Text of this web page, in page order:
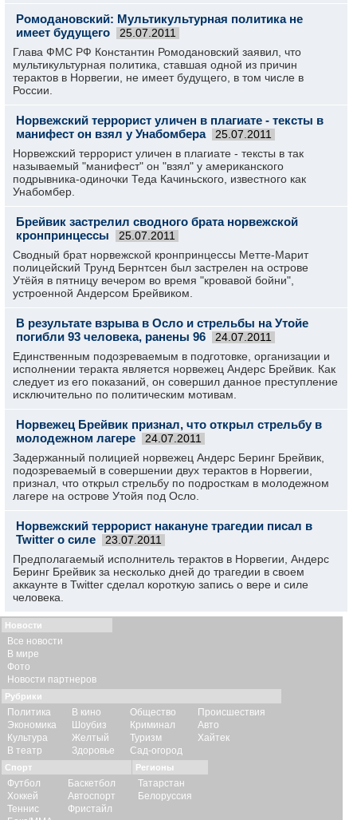
Ромодановский: Мультикультурная политика не
имеет будущего
25.07.2011
Глава ФМС РФ Константин Ромодановский заявил, что
мультикультурная политика, ставшая одной из причин
терактов в Норвегии, не имеет будущего, в том числе в
России.
Норвежский террорист уличен в плагиате - тексты в
манифест он взял у Унабомбера
25.07.2011
Норвежский террорист уличен в плагиате - тексты в так
называемый "манифест" он "взял" у американского
подрывника-одиночки Теда Качиньского, известного как
Унабомбер.
Брейвик застрелил сводного брата норвежской
кронпринцессы
25.07.2011
Сводный брат норвежской кронпринцессы Метте-Марит
полицейский Трунд Бернтсен был застрелен на острове
Утёйя в пятницу вечером во время "кровавой бойни",
устроенной Андерсом Брейвиком.
В результате взрыва в Осло и стрельбы на Утойе
погибли 93 человека, ранены 96
24.07.2011
Единственным подозреваемым в подготовке, организации и
исполнении теракта является норвежец Андерс Брейвик. Как
следует из его показаний, он совершил данное преступление
исключительно по политическим мотивам.
Норвежец Брейвик признал, что открыл стрельбу в
молодежном лагере
24.07.2011
Задержанный полицией норвежец Андерс Беринг Брейвик,
подозреваемый в совершении двух терактов в Норвегии,
признал, что открыл стрельбу по подросткам в молодежном
лагере на острове Утойя под Осло.
Норвежский террорист накануне трагедии писал в
Twitter о силе
23.07.2011
Предполагаемый исполнитель терактов в Норвегии, Андерс
Беринг Брейвик за несколько дней до трагедии в своем
аккаунте в Twitter сделал короткую запись о вере и силе
человека.
Новости
Все новости
В мире
Фото
Новости партнеров
Рубрики
Политика
Экономика
Культура
В театр
В кино
Шоубиз
Желтый
Здоровье
Общество
Криминал
Туризм
Сад-огород
Происшествия
Авто
Хайтек
Спорт
Футбол
Хоккей
Теннис
Баскетбол
Автоспорт
Фристайл
Регионы
Татарстан
Белоруссия